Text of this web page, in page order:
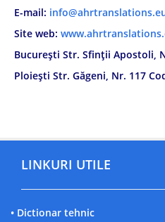
E-mail:
Site web:
București Str. Sfinții Apostoli,
Ploiești Str. Găgeni, Nr. 117
LINKURI UTILE
• Dictionar tehnic